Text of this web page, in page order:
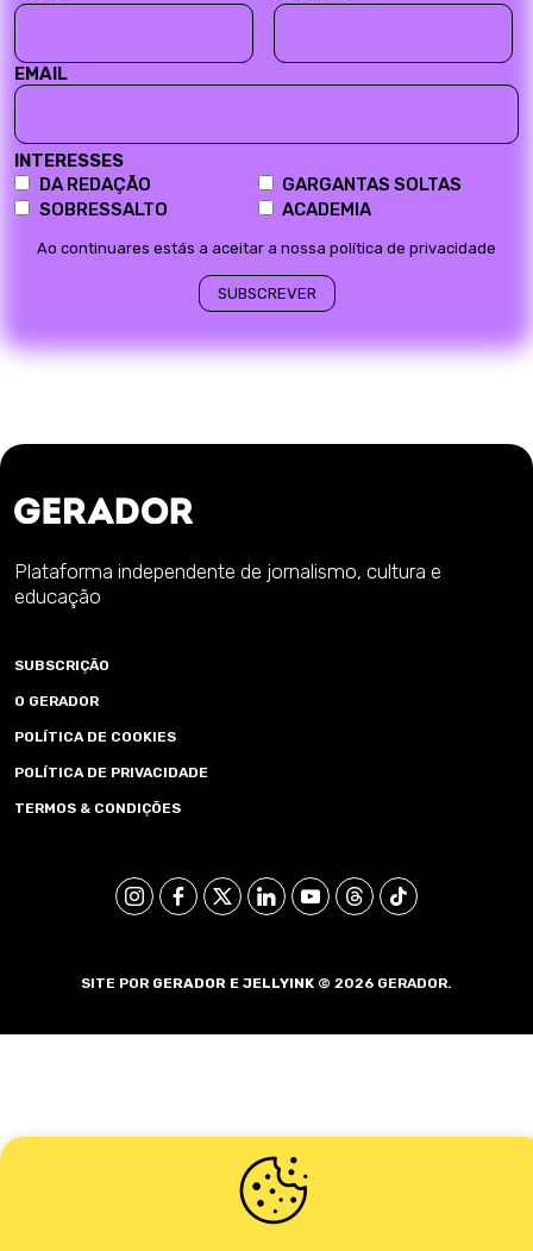
EMAIL
INTERESSES
DA REDAÇÃO
SOBRESSALTO
GARGANTAS SOLTAS
ACADEMIA
Ao continuares estás a aceitar a nossa política de privacidade
Plataforma independente de jornalismo, cultura e
educação
SUBSCRIÇÃO
O GERADOR
POLÍTICA DE COOKIES
POLÍTICA DE PRIVACIDADE
TERMOS & CONDIÇÕES
SITE POR GERADOR E JELLYINK © 2026 GERADOR.